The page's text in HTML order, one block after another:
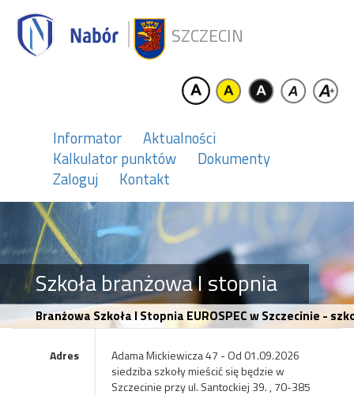
SZCZECIN
Informator
Aktualności
Kalkulator punktów
Dokumenty
Zaloguj
Kontakt
Szkoła branżowa I stopnia
Branżowa Szkoła I Stopnia EUROSPEC w Szczecinie -
Adres
Adama Mickiewicza 47 - Od 01.09.2026
siedziba szkoły mieścić się będzie w
Szczecinie przy ul. Santockiej 39. , 70-385